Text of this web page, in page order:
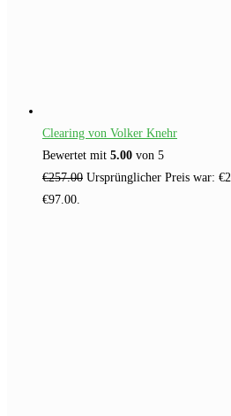
Clearing von Volker Knehr
Bewertet mit 5.00 von 5
€257.00 Ursprünglicher Preis war:
€97.00.